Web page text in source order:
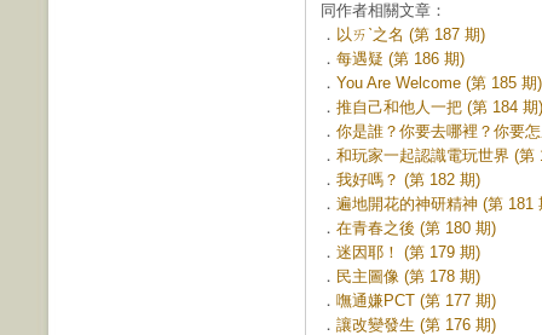
同作者相關文章：
． 以ㄞˋ之名 (第 187 期)
． 每遇疑 (第 186 期)
． You Are Welcome (第 185 期)
． 推自己和他人一把 (第 184 期)
． 你是誰？你要去哪裡？你要
． 和玩家一起認識電玩世界 (第
． 我好嗎？ (第 182 期)
． 遍地開花的神研精神 (第 181
． 在青春之後 (第 180 期)
． 迷因耶！ (第 179 期)
． 民主圖像 (第 178 期)
． 嘸通嫌PCT (第 177 期)
． 讓改變發生 (第 176 期)